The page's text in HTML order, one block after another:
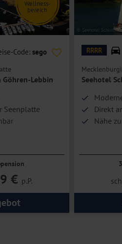
Wellness-
bereich
Code: sego
Göhren-Lebbin
Seenplatte
€ p.P.
© Seehotel Schloss
RRRR
Seehotel
Direkt
Nähe